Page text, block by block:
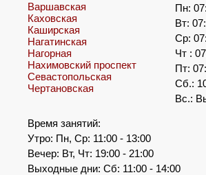
Варшавская
Каховская
Каширская
Нагатинская
Нагорная
Нахимовский проспект
Севастопольская
Чертановская
Пн:
Вт:
Ср:
Чт :
Пт:
Сб.:
Вс.:
Время занятий:
Утро: Пн, Ср: 11:00 - 13:00
Вечер: Вт, Чт: 19:00 - 21:00
Выходные дни: Сб: 11:00 - 14:00